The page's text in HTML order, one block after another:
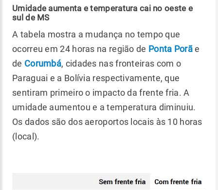
Umidade aumenta e temperatura cai no oeste e
sul de MS
A tabela mostra a mudança no tempo que
ocorreu em 24 horas na região de Ponta Porãe
de Corumbá, cidades nas fronteiras com o
Paraguai e a Bolívia respectivamente, que
sentiram primeiro o impacto da frente fria. A
umidade aumentou e a temperatura diminuiu.
Os dados são dos aeroportos locais às 10 horas
(local).